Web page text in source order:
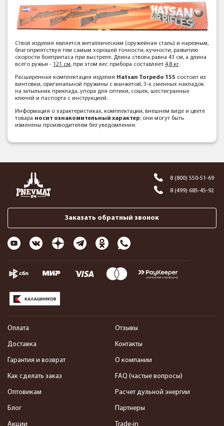
Ствол изделия является металлическим (оружейная сталь) и нарезным,
благоприятствуя тем самым хорошей точности, кучности, развитию
скорости боеприпаса при выстреле. Длина ствола равна 43 см, а длина
всего ружья - 121 см, при этом вес прибора составляет 4,8 кг.
Расширенная комплектация изделия Hatsan Torpedo 155 состоит из
винтовки, оригинальной пружины с манжетой, 3-х сменных накладок
на затыльник приклада, упора для оптики, сошек, шестигранных
ключей и паспорта с инструкцией.
Информация о характеристиках, комплектации, внешнем виде и цвете
товара носит ознакомительный характер; они могут быть
изменены производителем без уведомления.
8 (800) 550-51-69
8 (499) 685-45-92
Заказать обратный звонок
Оплата
Доставка
Гарантия и возврат
Как сделать заказ
Оптовикам
Блог
Акции
Отзывы
Контакты
О компании
FAQ (частые вопросы)
Расчет дульной энергии
Партнеры
Trade-in